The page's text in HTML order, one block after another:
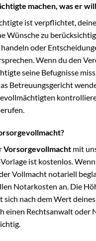
machen, was er
ist verpflichtet,
Wünsche zu
oder
Wenn du den
seine Befugnisse
Betreuungsgericht
Vorsorgevollmacht mit
ist kostenlos.
Vollmacht notariell
Notarkosten an. Die
nach dem Wert
einen Rechtsanwalt oder